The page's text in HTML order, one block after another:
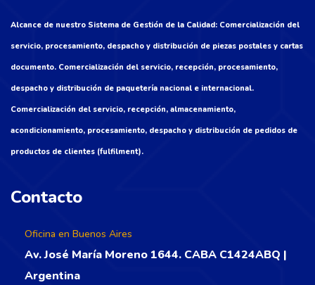
Alcance de nuestro Sistema de Gestión de la Calidad: Comercialización del
servicio, procesamiento, despacho y distribución de piezas postales y cartas
documento. Comercialización del servicio, recepción, procesamiento,
despacho y distribución de paquetería nacional e internacional.
Comercialización del servicio, recepción, almacenamiento,
acondicionamiento, procesamiento, despacho y distribución de pedidos de
productos de clientes (fulfilment).
Contacto
Oficina en Buenos Aires
Av. José María Moreno 1644. CABA C1424ABQ |
Argentina